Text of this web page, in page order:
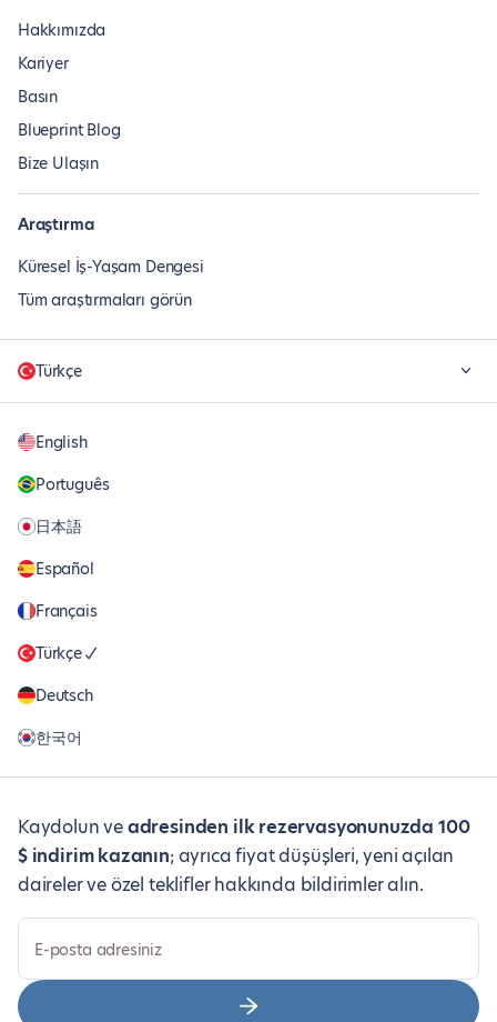
Hakkımızda
Kariyer
Basın
Blueprint Blog
Bize Ulaşın
Araştırma
Küresel İş-Yaşam Dengesi
Tüm araştırmaları görün
Türkçe
English
Português
日本語
Español
Français
Türkçe
Deutsch
한국어
Kaydolun veadresinden ilk rezervasyonunuzda 100
$ indirim kazanın; ayrıca fiyat düşüşleri, yeni açılan
daireler ve özel teklifler hakkında bildirimler alın.
E-posta adresiniz